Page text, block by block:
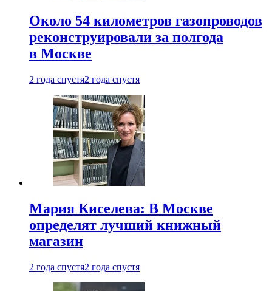
Около 54 километров газопроводов
реконструировали за полгода
в Москве
2 года спустя2 года спустя
Мария Киселева: В Москве
определят лучший книжный
магазин
2 года спустя2 года спустя